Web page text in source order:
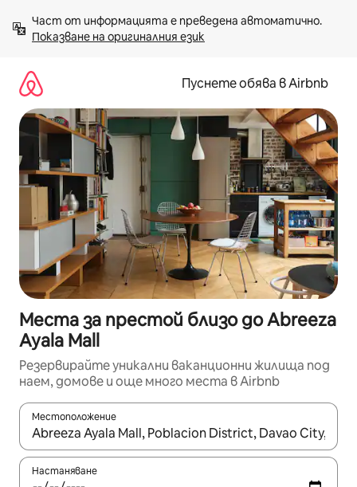
към
съдържанието
Показване на оригиналния език
Пуснете обява в Airbnb
Места за престой близо до Abreeza
Ayala Mall
Резервирайте уникални ваканционни жилища под
наем, домове и още много места в Airbnb
Местоположение
Когато резултатите се покажат, използвайте
Настаняване